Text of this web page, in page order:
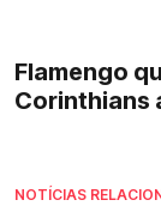
Flamengo
Corinthians
NOTÍCIAS